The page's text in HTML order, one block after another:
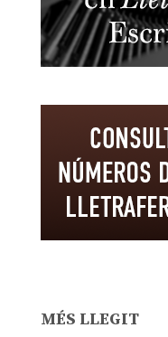
MÉS LLEGIT